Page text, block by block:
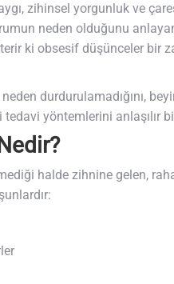
zihinsel yorgunluk ve
neden olduğunu
ki obsesif düşünceler bir
durdurulamadığını,
yöntemlerini anlaşılır
halde zihnine gelen,